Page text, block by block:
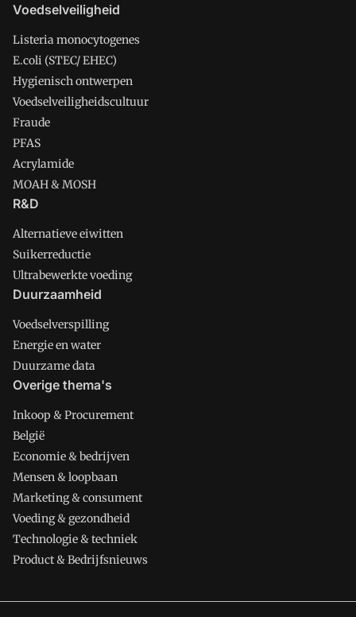
Voedselveiligheid
Listeria monocytogenes
E.coli (STEC/ EHEC)
Hygienisch ontwerpen
Voedselveiligheidscultuur
Fraude
PFAS
Acrylamide
MOAH & MOSH
R&D
Alternatieve eiwitten
Suikerreductie
Ultrabewerkte voeding
Duurzaamheid
Voedselverspilling
Energie en water
Duurzame data
Overige thema's
Inkoop & Procurement
België
Economie & bedrijven
Mensen & loopbaan
Marketing & consument
Voeding & gezondheid
Technologie & techniek
Product & Bedrijfsnieuws